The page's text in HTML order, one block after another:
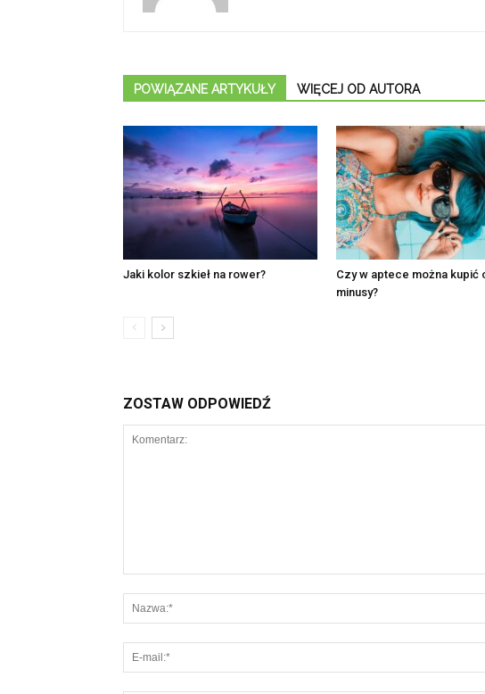
POWIĄZANE ARTYKUŁY WIĘCEJ OD AUTORA
Jaki kolor szkieł na rower?
Czy w aptece można kupić
minusy?
ZOSTAW ODPOWIEDŹ